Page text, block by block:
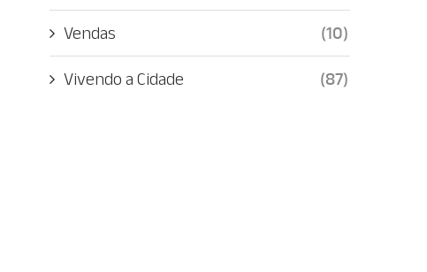
Vendas (10)
Vivendo a Cidade (87)